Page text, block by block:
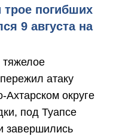
погибших
9 августа на
тяжелое
атаку
Ахтарском округе
под Туапсе
завершились